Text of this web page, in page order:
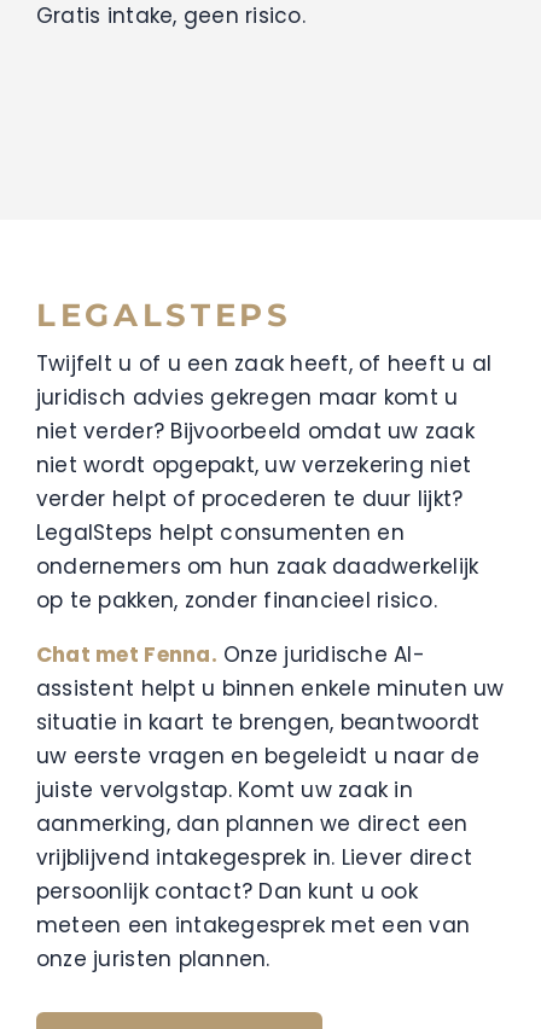
Gratis intake, geen risico.
LEGALSTEPS
Twijfelt u of u een zaak heeft, of heeft u al
juridisch advies gekregen maar komt u
niet verder? Bijvoorbeeld omdat uw zaak
niet wordt opgepakt, uw verzekering niet
verder helpt of procederen te duur lijkt?
LegalSteps helpt consumenten en
ondernemers om hun zaak daadwerkelijk
op te pakken, zonder financieel risico.
Chat met Fenna. Onze juridische AI-
assistent helpt u binnen enkele minuten uw
situatie in kaart te brengen, beantwoordt
uw eerste vragen en begeleidt u naar de
juiste vervolgstap. Komt uw zaak in
aanmerking, dan plannen we direct een
vrijblijvend intakegesprek in. Liever direct
persoonlijk contact? Dan kunt u ook
meteen een intakegesprek met een van
onze juristen plannen.